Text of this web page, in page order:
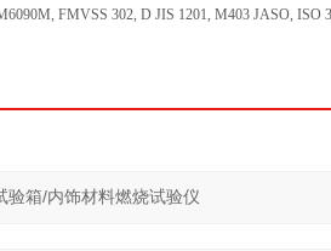
FMVSS 302, D JIS 1201, M403 JASO, ISO